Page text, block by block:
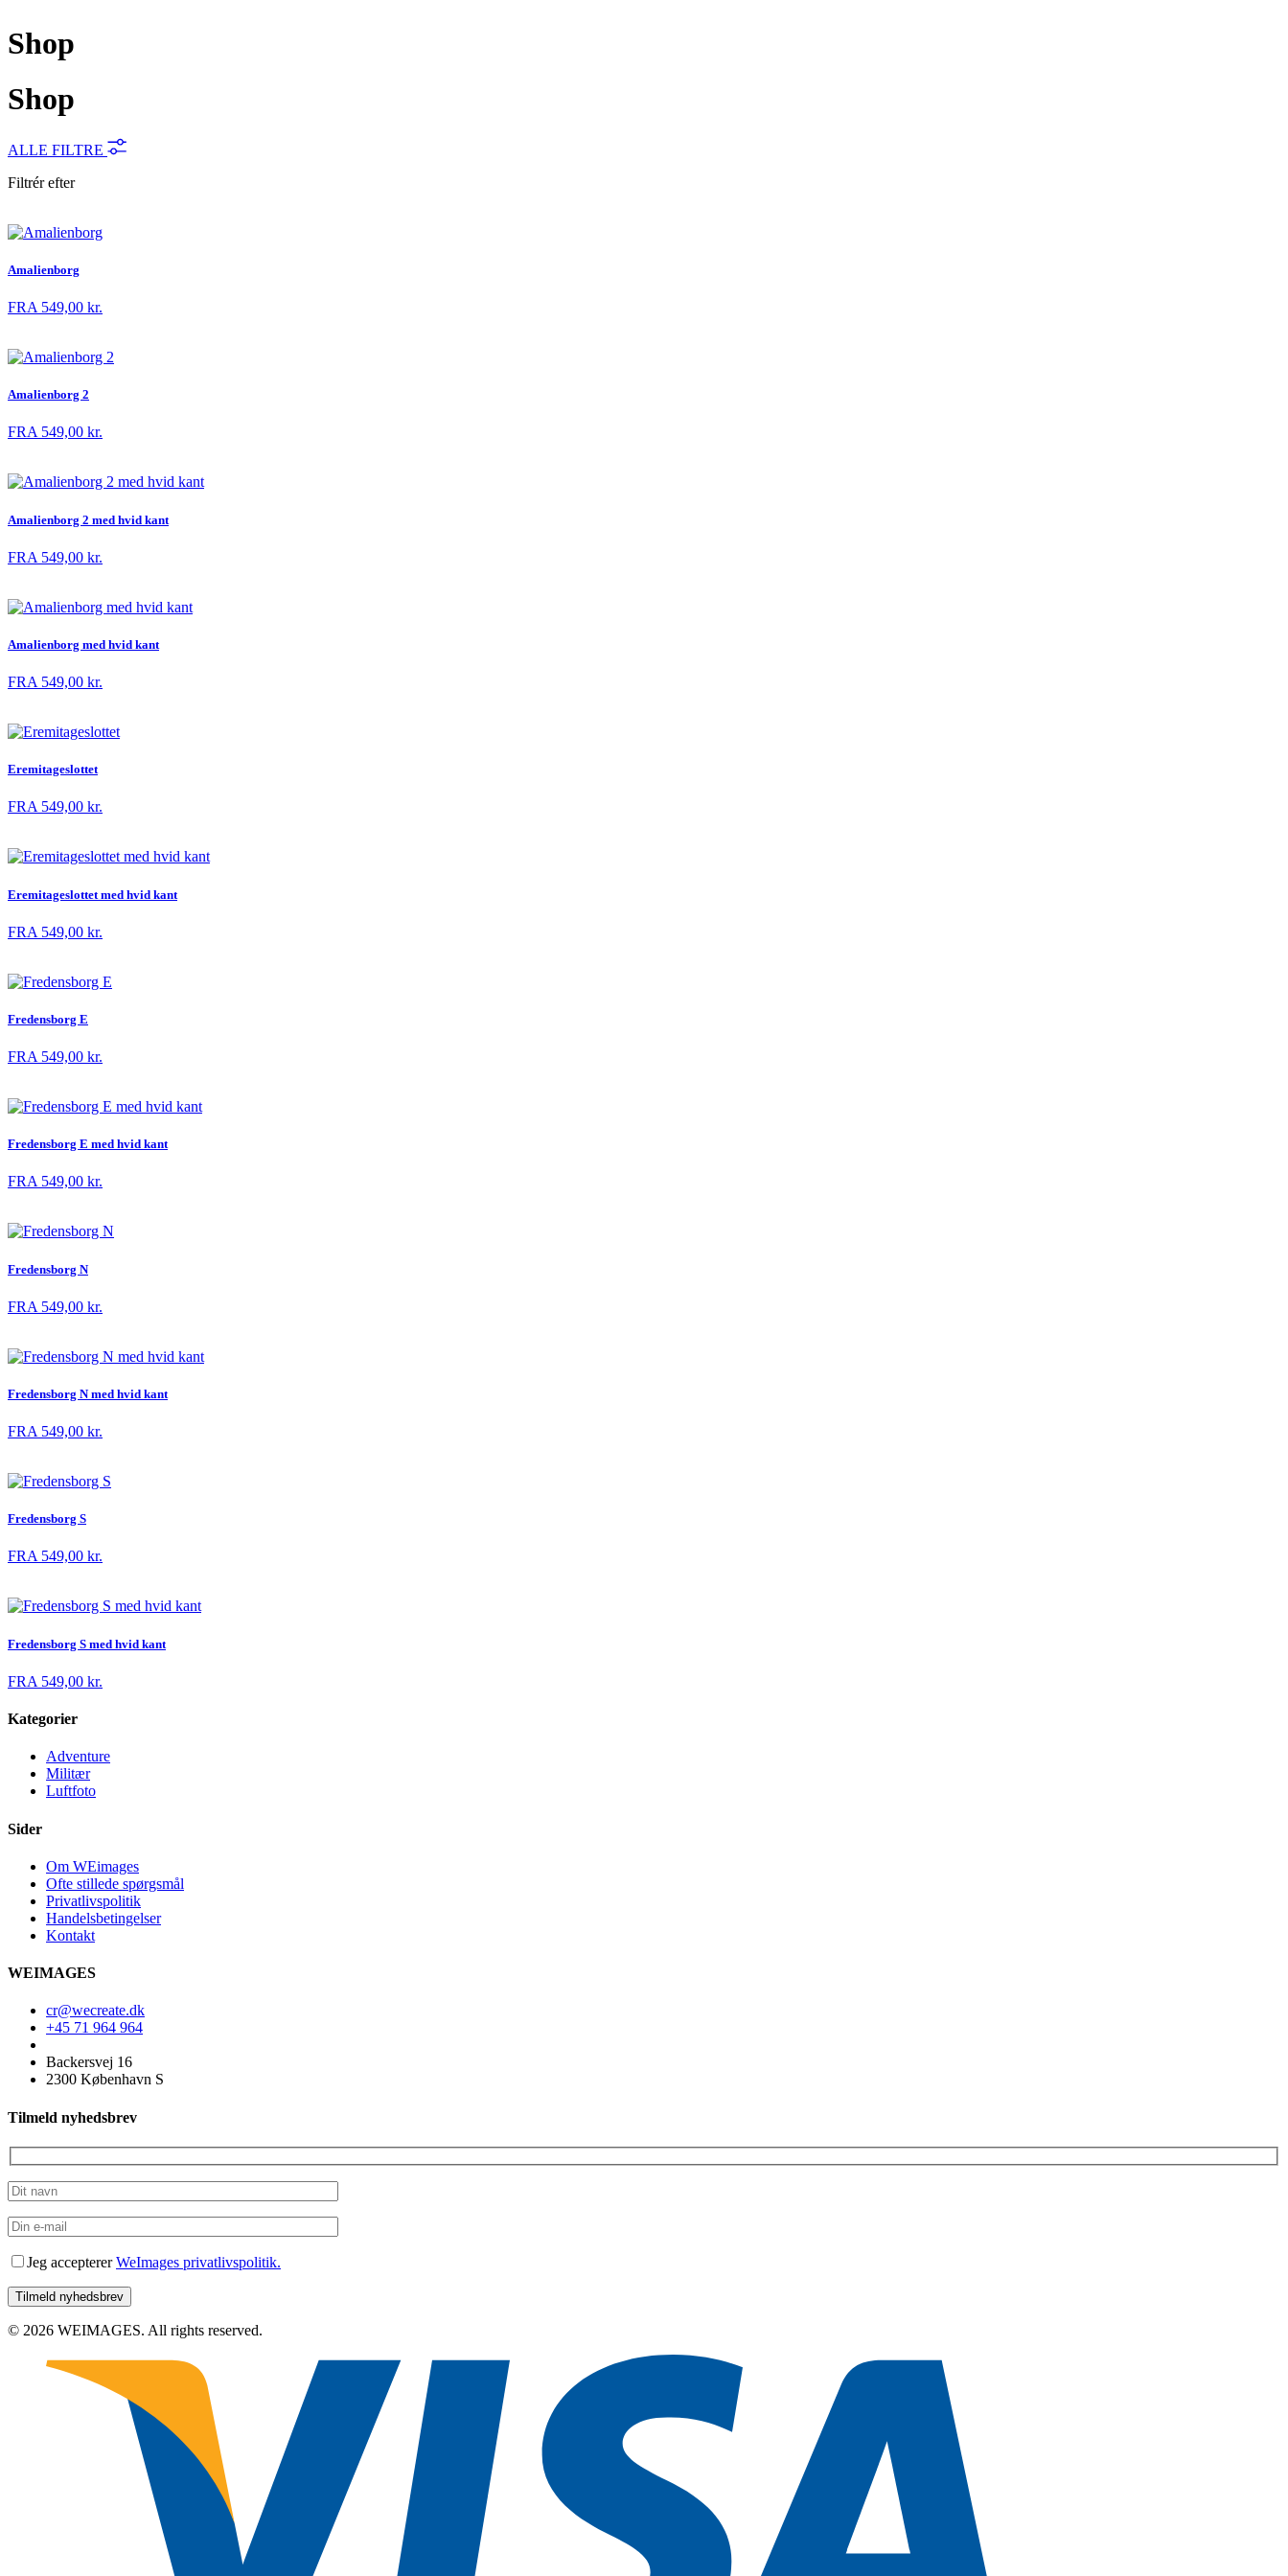
Shop
Shop
ALLE FILTRE
Filtrér efter
Amalienborg
FRA 549,00 kr.
Amalienborg 2
FRA 549,00 kr.
Amalienborg 2 med hvid kant
FRA 549,00 kr.
Amalienborg med hvid kant
FRA 549,00 kr.
Eremitageslottet
FRA 549,00 kr.
Eremitageslottet med hvid kant
FRA 549,00 kr.
Fredensborg E
FRA 549,00 kr.
Fredensborg E med hvid kant
FRA 549,00 kr.
Fredensborg N
FRA 549,00 kr.
Fredensborg N med hvid kant
FRA 549,00 kr.
Fredensborg S
FRA 549,00 kr.
Fredensborg S med hvid kant
FRA 549,00 kr.
Kategorier
Adventure
Militær
Luftfoto
Sider
Om WEimages
Ofte stillede spørgsmål
Privatlivspolitik
Handelsbetingelser
Kontakt
WEIMAGES
cr@wecreate.dk
+45 71 964 964
Backersvej 16
2300 København S
Tilmeld nyhedsbrev
Jeg acceptererWeImages privatlivspolitik.
© 2026 WEIMAGES. All rights reserved.